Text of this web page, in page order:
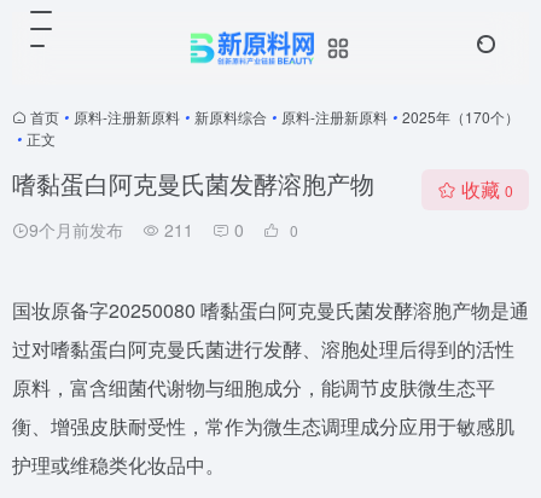
首页 • 原料-注册新原料 • 新原料综合 • 原料-注册新原料 • 2025年（170个）
• 正文
嗜黏蛋白阿克曼氏菌发酵溶胞产物
9个月前发布 211 0 0
收藏 0
国妆原备字20250080 嗜黏蛋白阿克曼氏菌发酵溶胞产物是通
过对嗜黏蛋白阿克曼氏菌进行发酵、溶胞处理后得到的活性
原料，富含细菌代谢物与细胞成分，能调节皮肤微生态平
衡、增强皮肤耐受性，常作为微生态调理成分应用于敏感肌
护理或维稳类化妆品中。